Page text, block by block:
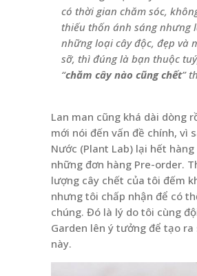
có thời gian chăm sóc,
thiếu thốn ánh sáng nhưng
những loại cây độc, đẹp và
sỡ, thì đúng là bạn thuộc
“chăm cây nào cũng chết”
Lan man cũng khá dài dòng
mới nói đến vấn đề chính, vì
Nước (Plant Lab) lại hết
những đơn hàng Pre-order.
lượng cây chết của tôi đếm
nhưng tôi chấp nhận để có
chúng. Đó là lý do tôi cùng
Garden lên ý tưởng để tạo ra
này.